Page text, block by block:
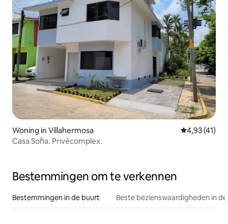
Woning in Villahermosa Gemiddelde
4,93 (41)
Casa Sofia. Privécomplex.
Bestemmingen om te verkennen
Bestemmingen in de buurt Beste bezienswaardigheden in